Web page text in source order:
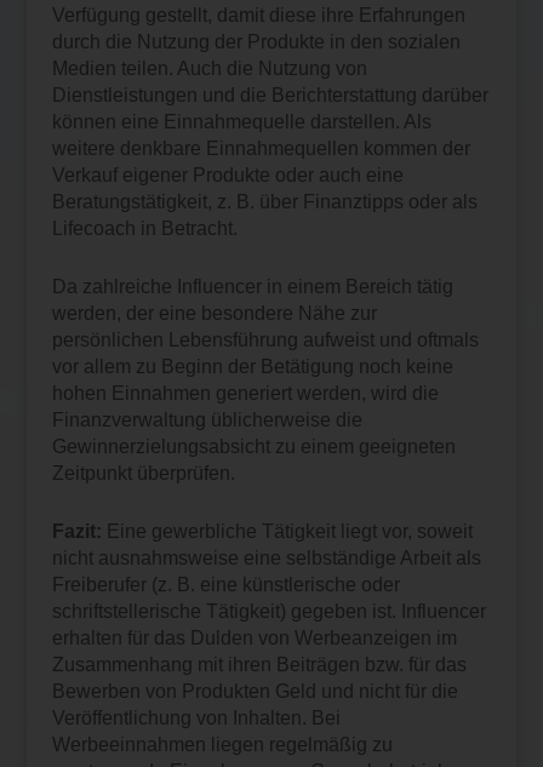
Verfügung gestellt, damit diese ihre Erfahrungen
durch die Nutzung der Produkte in den sozialen
Medien teilen. Auch die Nutzung von
Dienstleistungen und die Berichterstattung darüber
können eine Einnahmequelle darstellen. Als
weitere denkbare Einnahmequellen kommen der
Verkauf eigener Produkte oder auch eine
Beratungstätigkeit, z. B. über Finanztipps oder als
Lifecoach in Betracht.
Da zahlreiche Influencer in einem Bereich tätig
werden, der eine besondere Nähe zur
persönlichen Lebensführung aufweist und oftmals
vor allem zu Beginn der Betätigung noch keine
hohen Einnahmen generiert werden, wird die
Finanzverwaltung üblicherweise die
Gewinnerzielungsabsicht zu einem geeigneten
Zeitpunkt überprüfen.
Fazit: Eine gewerbliche Tätigkeit liegt vor, soweit
nicht ausnahmsweise eine selbständige Arbeit als
Freiberufer (z. B. eine künstlerische oder
schriftstellerische Tätigkeit) gegeben ist. Influencer
erhalten für das Dulden von Werbeanzeigen im
Zusammenhang mit ihren Beiträgen bzw. für das
Bewerben von Produkten Geld und nicht für die
Veröffentlichung von Inhalten. Bei
Werbeeinnahmen liegen regelmäßig zu